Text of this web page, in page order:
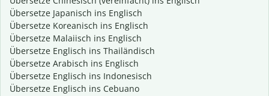
Übersetze Japanisch ins Englisch
Übersetze Koreanisch ins Englisch
Übersetze Malaiisch ins Englisch
Übersetze Englisch ins Thailändisch
Übersetze Arabisch ins Englisch
Übersetze Englisch ins Indonesisch
Übersetze Englisch ins Cebuano